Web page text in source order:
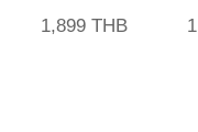
1,899 THB